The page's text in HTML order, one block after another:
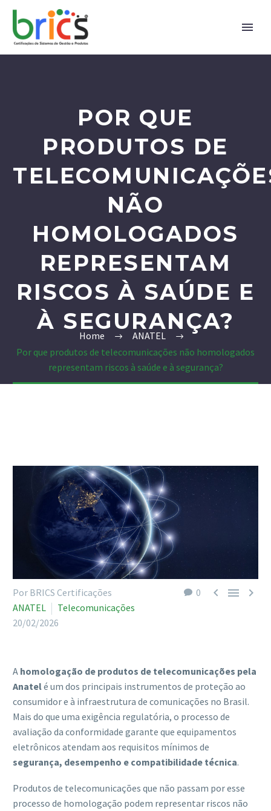
POR QUE
PRODUTOS DE
NÃO
HOMOLOGADOS
REPRESENTAM
RISCOS À SAÚDE E
À SEGURANÇA?
Home
ANATEL
Por que produtos de telecomunicações não homologados
representam riscos à saúde e à segurança?
0   
Por BRICS Certificações
ANATEL
Telecomunicações
20/02/2026
A homologação de produtos de telecomunicações pela
Anatelé um dos principais instrumentos de proteção ao
consumidor e à infraestrutura de comunicações no Brasil.
Mais do que uma exigência regulatória, o processo de
avaliação da conformidade garante que equipamentos
eletrônicos atendam aos requisitos mínimos de
segurança, desempenho e compatibilidade técnica.
Produtos de telecomunicações que não passam por esse
processo de homologação podem representar riscos não